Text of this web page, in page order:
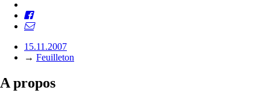
15.11.2007
→ Feuilleton
A propos